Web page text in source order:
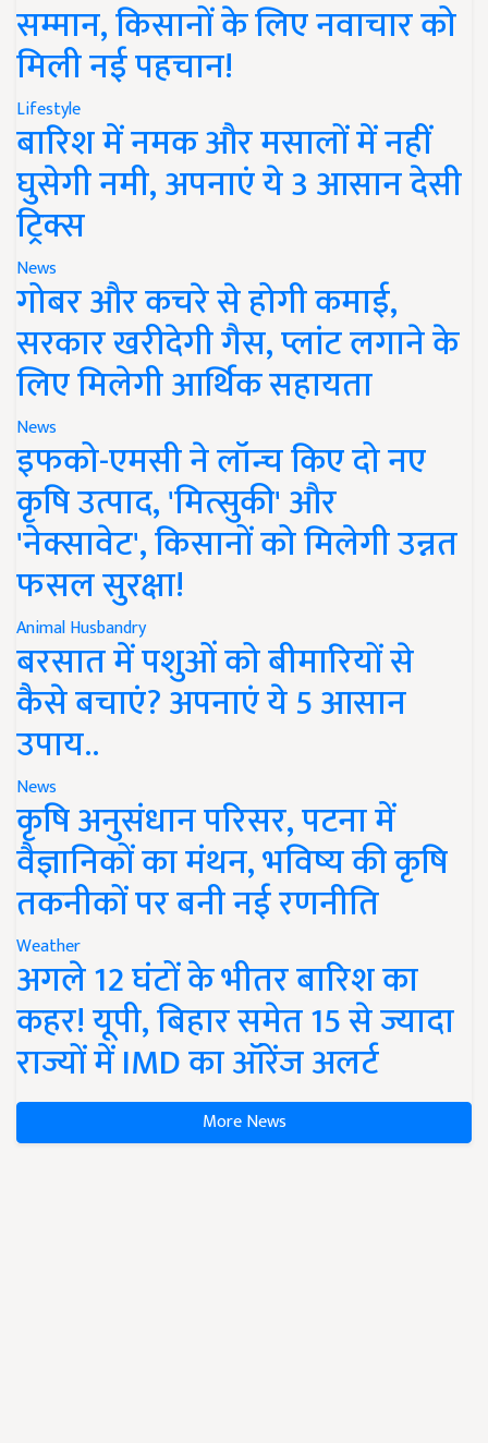
सम्मान, किसानों के लिए नवाचार को
मिली नई पहचान!
Lifestyle
बारिश में नमक और मसालों में नहीं
घुसेगी नमी, अपनाएं ये 3 आसान देसी
ट्रिक्स
News
गोबर और कचरे से होगी कमाई,
सरकार खरीदेगी गैस, प्लांट लगाने के
लिए मिलेगी आर्थिक सहायता
News
इफको-एमसी ने लॉन्च किए दो नए
कृषि उत्पाद, 'मित्सुकी' और
'नेक्सावेट', किसानों को मिलेगी उन्नत
फसल सुरक्षा!
Animal Husbandry
बरसात में पशुओं को बीमारियों से
कैसे बचाएं? अपनाएं ये 5 आसान
उपाय..
News
कृषि अनुसंधान परिसर, पटना में
वैज्ञानिकों का मंथन, भविष्य की कृषि
तकनीकों पर बनी नई रणनीति
Weather
अगले 12 घंटों के भीतर बारिश का
कहर! यूपी, बिहार समेत 15 से ज्यादा
राज्यों में IMD का ऑरेंज अलर्ट
More News